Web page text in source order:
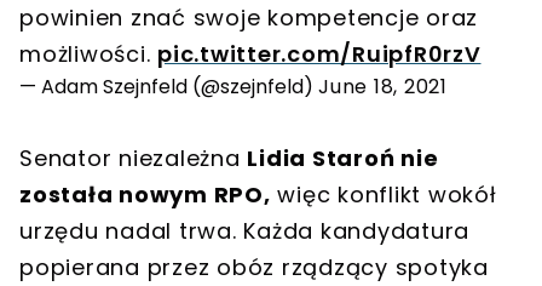
powinien znać swoje kompetencje oraz
możliwości. pic.twitter.com/RuipfR0rzV
— Adam Szejnfeld (@szejnfeld) June 18, 2021
Senator niezależna Lidia Staroń nie
została nowym RPO, więc konflikt wokół
urzędu nadal trwa. Każda kandydatura
popierana przez obóz rządzący spotyka